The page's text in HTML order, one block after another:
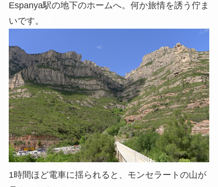
Espanya駅の地下のホームへ。何か旅情を誘う佇ま
いです。
1時間ほど電車に揺られると、モンセラートの山が